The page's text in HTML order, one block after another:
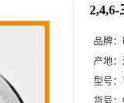
品牌：
产地：
型号：